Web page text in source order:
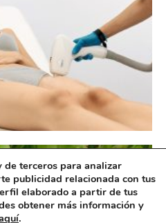
de terceros para analizar
publicidad relacionada con tus
elaborado a partir de tus
obtener más información y
.